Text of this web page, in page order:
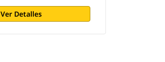
Ver Detalles